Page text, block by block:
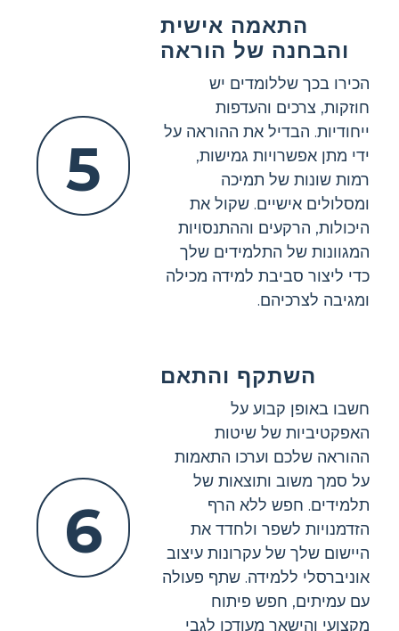
5
התאמה אישית
והבחנה של הוראה
הכירו בכך שללומדים יש
חוזקות, צרכים והעדפות
ייחודיות. הבדיל את ההוראה על
ידי מתן אפשרויות גמישות,
רמות שונות של תמיכה
ומסלולים אישיים. שקול את
היכולות, הרקעים וההתנסויות
המגוונות של התלמידים שלך
כדי ליצור סביבת למידה מכילה
ומגיבה לצרכיהם.
6
השתקף והתאם
חשבו באופן קבוע על
האפקטיביות של שיטות
ההוראה שלכם וערכו התאמות
על סמך משוב ותוצאות של
תלמידים. חפש ללא הרף
הזדמנויות לשפר ולחדד את
היישום שלך של עקרונות עיצוב
אוניברסלי ללמידה. שתף פעולה
עם עמיתים, חפש פיתוח
מקצועי והישאר מעודכן לגבי